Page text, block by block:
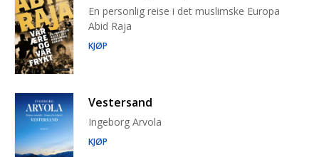
En personlig reise i det muslimske Europa
Abid Raja
KJØP
Vestersand
Ingeborg Arvola
KJØP